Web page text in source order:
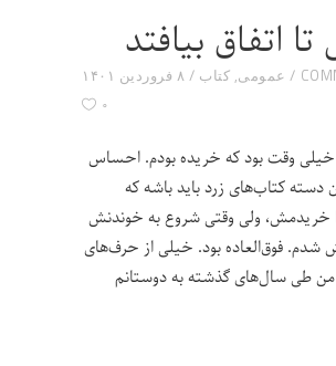
اتفاق بیافتد
۸ فروردین ۱۴۰۱ عمومی, کتاب
۰
خیلی وقت بود که خریده بودم. احساس
دسته کتاب‌های زرد باید باشه که
خریدمش، ولی وقتی شروع به خوندنش
شدم. فوق‌العاده بود. خیلی از حرف‌های
من طی سال‌های گذشته به دوستانم